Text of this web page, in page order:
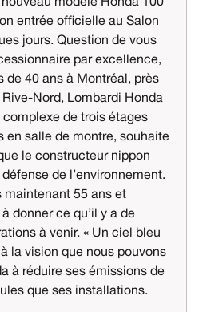
entrée officielle au Salon
jours. Question de vous
par excellence,
de 40 ans à Montréal, près
Nord, Lombardi Honda
de trois étages
en salle de montre, souhaite
le constructeur nippon
de l’environnement.
maintenant 55 ans et
donner ce qu’il y a de
à venir. « Un ciel bleu
la vision que nous pouvons
à réduire ses émissions de
que ses installations.